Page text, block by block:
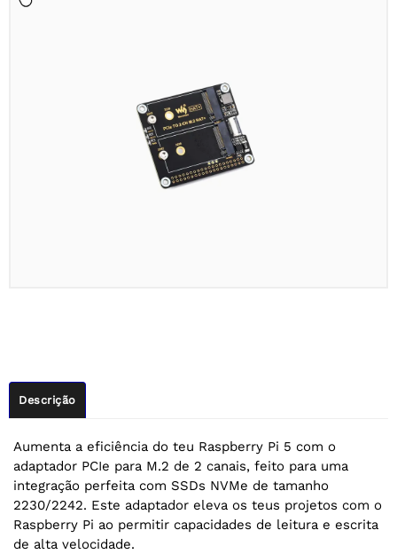
Descrição
Aumenta a eficiência do teu Raspberry Pi 5 com o
adaptador PCIe para M.2 de 2 canais, feito para uma
integração perfeita com SSDs NVMe de tamanho
2230/2242. Este adaptador eleva os teus projetos com o
Raspberry Pi ao permitir capacidades de leitura e escrita
de alta velocidade.